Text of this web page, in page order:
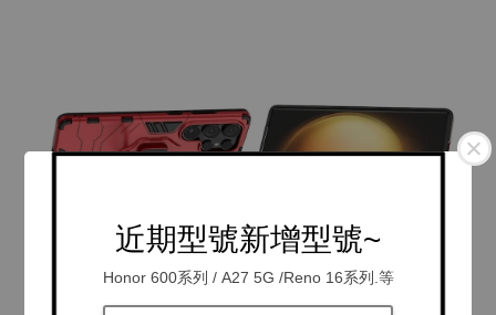
近期型號新增型號~
Honor 600系列 / A27 5G /Reno 16系列.等